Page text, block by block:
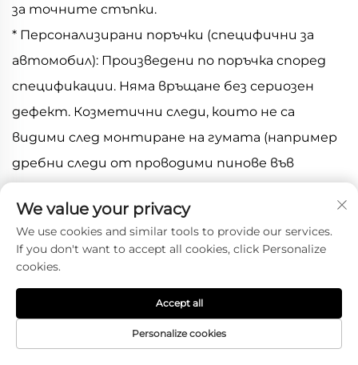
за точните стъпки.
* Персонализирани поръчки (специфични за
автомобил): Произведени по поръчка според
спецификации. Няма връщане без сериозен
дефект. Козметични следи, които не са
видими след монтиране на гумата (например
дребни следи от проводими пинове във
тройно хромиране), са характеристики от
процеса на производство, а не дефекти.
* Условие за връщане: С изключение на
структурни проблеми, колелата трябва да
бъдат демонтирани и в оригиналната
опаковка. Връщанията могат да бъдат
We value your privacy
We use cookies and similar tools to provide our services.
If you don't want to accept all cookies, click Personalize
cookies.
Personalize cookies
Accept all